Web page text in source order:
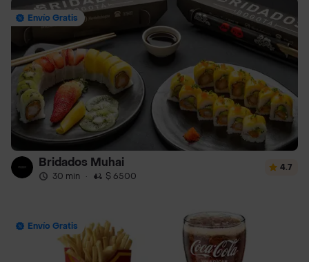
Envío Gratis
Bridados Muhai
30 min · $ 6500
4.7
Envío Gratis